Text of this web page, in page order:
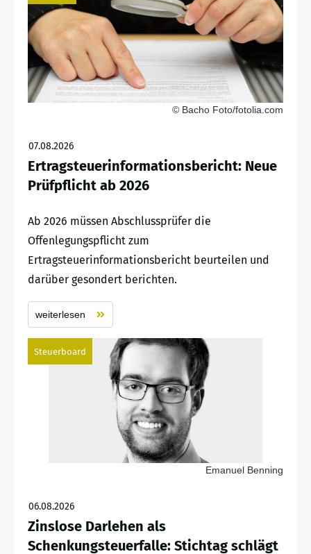
© Bacho Foto/fotolia.com
07.08.2026
Ertragsteuerinformationsbericht: Neue
Prüfpflicht ab 2026
Ab 2026 müssen Abschlussprüfer die
Offenlegungspflicht zum
Ertragsteuerinformationsbericht beurteilen und
darüber gesondert berichten.
weiterlesen
Steuerboard
Emanuel Benning
06.08.2026
Zinslose Darlehen als
Schenkungsteuerfalle: Stichtag schlägt